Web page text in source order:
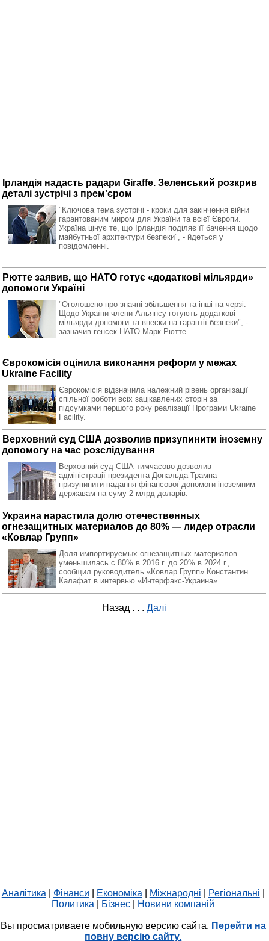
Ірландія надасть радари Giraffe. Зеленський розкрив
деталі зустрічі з прем'єром
"Ключова тема зустрічі - кроки для закінчення війни
гарантованим миром для України та всієї Європи.
Україна цінує те, що Ірландія поділяє її бачення щодо
майбутньої архітектури безпеки", - йдеться у
повідомленні.
Рютте заявив, що НАТО готує «додаткові мільярди»
допомоги Україні
"Оголошено про значні збільшення та інші на черзі.
Щодо України члени Альянсу готують додаткові
мільярди допомоги та внески на гарантії безпеки", -
зазначив генсек НАТО Марк Рютте.
Єврокомісія оцінила виконання реформ у межах
Ukraine Facility
Єврокомісія відзначила належний рівень організації
спільної роботи всіх зацікавлених сторін за
підсумками першого року реалізації Програми Ukraine
Facility.
Верховний суд США дозволив призупинити іноземну
допомогу на час розслідування
Верховний суд США тимчасово дозволив
адміністрації президента Дональда Трампа
призупинити надання фінансової допомоги іноземним
державам на суму 2 млрд доларів.
Украина нарастила долю отечественных
огнезащитных материалов до 80% — лидер отрасли
«Ковлар Групп»
Доля импортируемых огнезащитных материалов
уменьшилась с 80% в 2016 г. до 20% в 2024 г.,
сообщил руководитель «Ковлар Групп» Константин
Калафат в интервью «Интерфакс-Украина».
Назад . . . Далі
Аналітика Фінанси Економіка Міжнародні Регіональні
Политика
Бізнес Новини компаній
Вы просматриваете мобильную версию сайта. Перейти на
повну версію сайту.